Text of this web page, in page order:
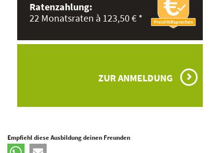
Ratenzahlung:
22 Monatsraten à 123,50 € *
ZUR ANMELDUNG
Empfiehl diese Ausbildung deinen Freunden